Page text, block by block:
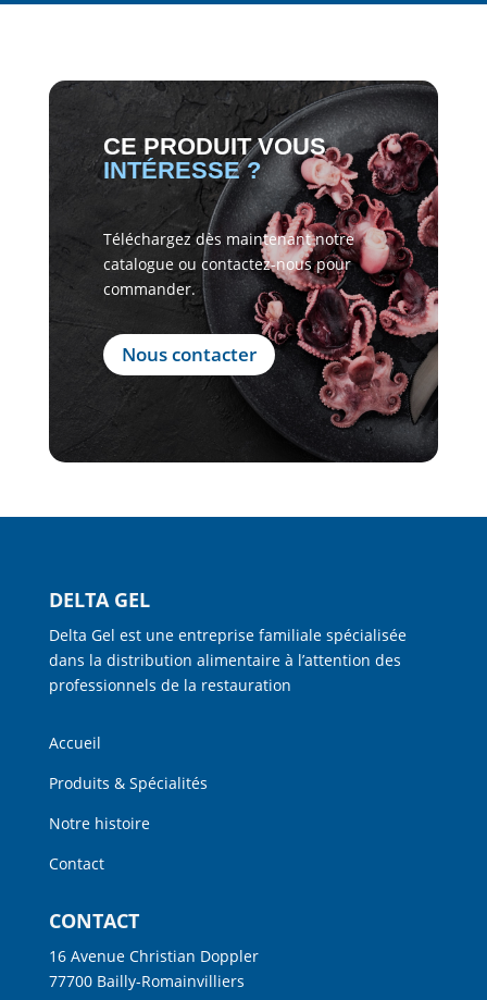
CE PRODUIT VOUS
INTÉRESSE ?
Téléchargez dès maintenant notre
catalogue ou contactez-nous pour
commander.
Nous contacter
DELTA GEL
Delta Gel est une entreprise familiale spécialisée
dans la distribution alimentaire à l’attention des
professionnels de la restauration
Accueil
Produits & Spécialités
Notre histoire
Contact
CONTACT
16 Avenue Christian Doppler
77700 Bailly-Romainvilliers